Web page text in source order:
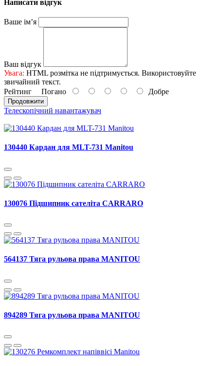
Написати відгук
Ваше ім’я
Ваш відгук
Увага: HTML розмітка не підтримується. Використовуйте
звичайний текст.
Рейтинг Погано Добре
Продовжити
Телескопічний навантажувач
130440 Кардан для MLT-731 Manitou
130076 Підшипник сателіта CARRARO
564137 Тяга рульова права MANITOU
894289 Тяга рульова права MANITOU